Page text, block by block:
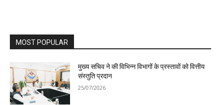
MOST POPULAR
मुख्य सचिव ने की विभिन्न विभागों के प्रस्तावों को वित्तीय
संस्तुति प्रदान
25/07/2026